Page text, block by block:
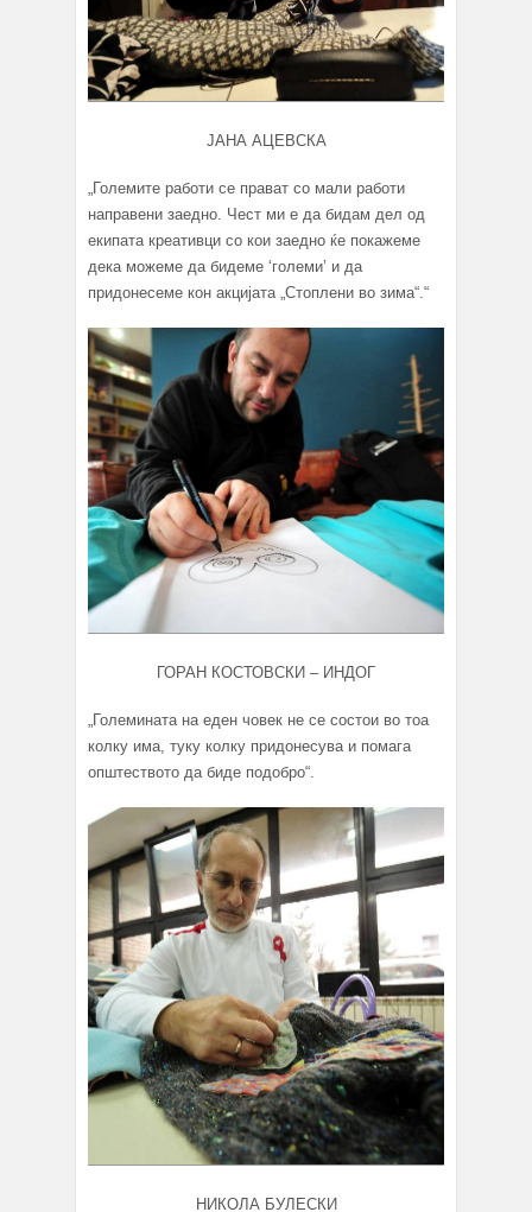
ЈАНА АЦЕВСКА
„Големите работи се прават со мали работи
направени заедно. Чест ми е да бидам дел од
екипата креативци со кои заедно ќе покажеме
дека можеме да бидеме ‘големи’ и да
придонесеме кон акцијата „Стоплени во зима“.“
ГОРАН КОСТОВСКИ – ИНДОГ
„Големината на еден човек не се состои во тоа
колку има, туку колку придонесува и помага
општествотo да биде подобро“.
НИКОЛА БУЛЕСКИ